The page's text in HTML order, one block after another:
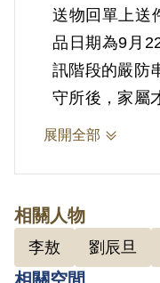
送物回單上送
品日期為9月
訊階段的嚴防
守所後，家屬
才得以與親友
2.劉辰旦
因涉「彭明敏
展開全部
相關人物
李敖 劉辰旦